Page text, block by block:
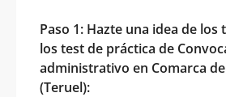
Paso 1: Hazte una idea de
los test de práctica de
administrativo en Comarca
(Teruel):